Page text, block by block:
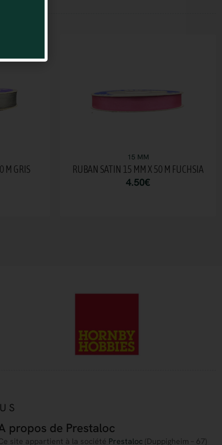
M GRIS
15 MM
RUBAN SATIN 15 MM X 50 M FUCHSIA
4.50€
propos de Prestaloc
site appartient à la société Prestaloc (Duppigheim – 67)